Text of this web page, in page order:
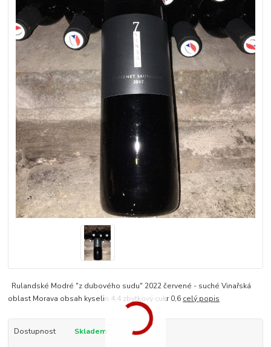
Rulandské Modré "z dubového sudu" 2022 červené - suché Vinařská
oblast Morava obsah kyselin 4,4 zbytkový cukr 0,6 celý popis
Dostupnost Skladem